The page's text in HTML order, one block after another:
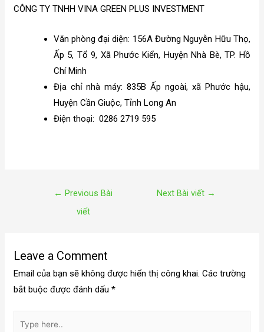
CÔNG TY TNHH VINA GREEN PLUS INVESTMENT
Văn phòng đại diện: 156A Đường Nguyễn Hữu Thọ,
Ấp 5, Tổ 9, Xã Phước Kiển, Huyện Nhà Bè, TP. Hồ
Chí Minh
Địa chỉ nhà máy: 835B Ấp ngoài, xã Phước hậu,
Huyện Cần Giuộc, Tỉnh Long An
Điện thoại: 0286 2719 595
← Previous Bài
viết
Next Bài viết →
Leave a Comment
Email của bạn sẽ không được hiển thị công khai. Các trường
bắt buộc được đánh dấu*